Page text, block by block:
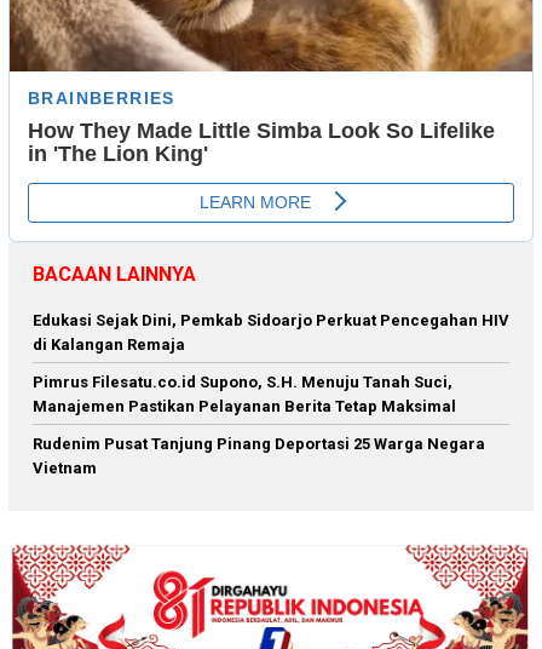
BACAAN LAINNYA
Edukasi Sejak Dini, Pemkab Sidoarjo Perkuat Pencegahan HIV
di Kalangan Remaja
Pimrus Filesatu.co.id Supono, S.H. Menuju Tanah Suci,
Manajemen Pastikan Pelayanan Berita Tetap Maksimal
Rudenim Pusat Tanjung Pinang Deportasi 25 Warga Negara
Vietnam